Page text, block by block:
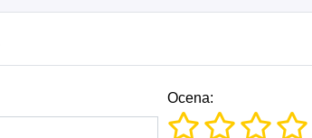
Ocena: